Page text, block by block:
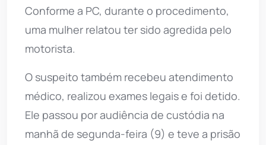
Conforme a PC, durante o procedimento,
uma mulher relatou ter sido agredida pelo
motorista.
O suspeito também recebeu atendimento
médico, realizou exames legais e foi detido.
Ele passou por audiência de custódia na
manhã de segunda-feira (9) e teve a prisão